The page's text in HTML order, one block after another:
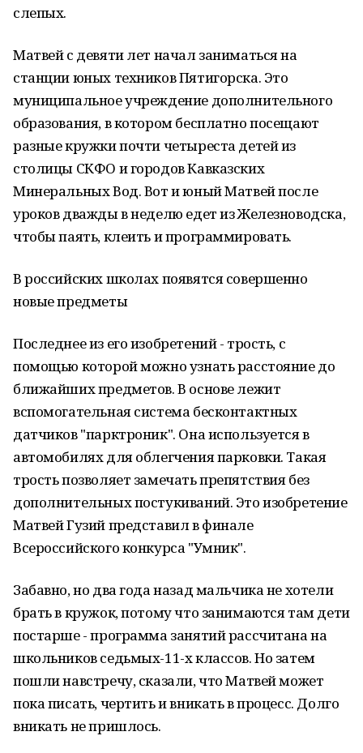
слепых.
Матвей с девяти лет начал заниматься на
станции юных техников Пятигорска. Это
муниципальное учреждение дополнительного
образования, в котором бесплатно посещают
разные кружки почти четыреста детей из
столицы СКФО и городов Кавказских
Минеральных Вод. Вот и юный Матвей после
уроков дважды в неделю едет из Железноводска,
чтобы паять, клеить и программировать.
В российских школах появятся совершенно
новые предметы
Последнее из его изобретений - трость, с
помощью которой можно узнать расстояние до
ближайших предметов. В основе лежит
вспомогательная система бесконтактных
датчиков "парктроник". Она используется в
автомобилях для облегчения парковки. Такая
трость позволяет замечать препятствия без
дополнительных постукиваний. Это изобретение
Матвей Гузий представил в финале
Всероссийского конкурса "Умник".
Забавно, но два года назад мальчика не хотели
брать в кружок, потому что занимаются там дети
постарше - программа занятий рассчитана на
школьников седьмых-11-х классов. Но затем
пошли навстречу, сказали, что Матвей может
пока писать, чертить и вникать в процесс. Долго
вникать не пришлось.